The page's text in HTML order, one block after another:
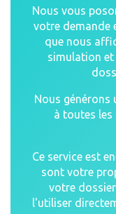
Nous vous
votre demande
que nous
simulation et
Nous générons
à toutes
Ce service est
sont votre
votre
l'utiliser